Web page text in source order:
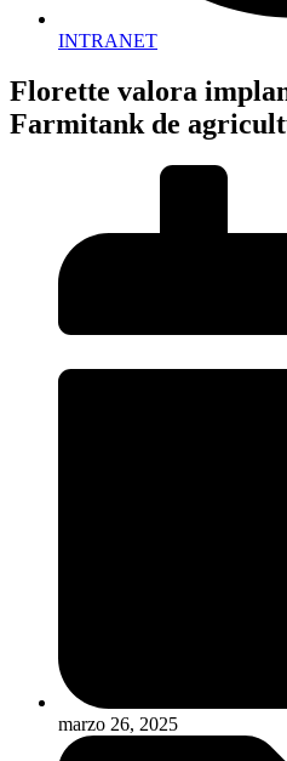
INTRANET
Florette valora
Farmitank de
marzo 26, 2025